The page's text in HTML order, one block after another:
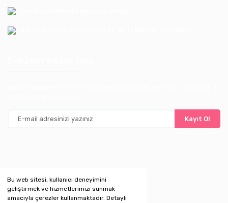
Bu web sitesi, kullanıcı deneyimini
geliştirmek ve hizmetlerimizi sunmak
amacıyla çerezler kullanmaktadır. Detaylı
Kayıt Ol